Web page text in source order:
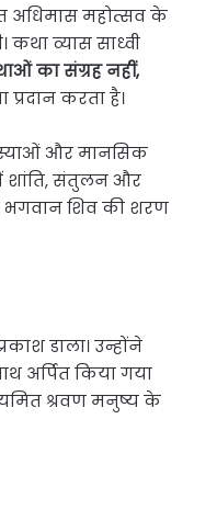
अधिमास महोत्सव के
कथा व्यास साध्वी
का संग्रह नहीं,
करता है।
और मानसिक
शांति, संतुलन और
भगवान शिव की शरण
डाला। उन्होंने
अर्पित किया गया
श्रवण मनुष्य के